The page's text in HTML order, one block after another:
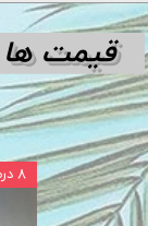
۸ درصد
قیمت ها